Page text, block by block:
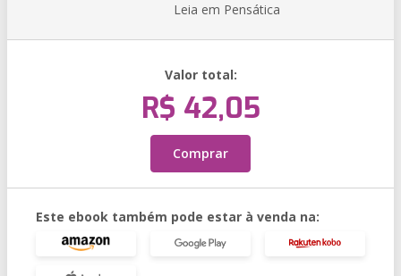
Leia em Pensática
Valor total:
R$ 42,05
Comprar
Este ebook também pode estar à venda na: